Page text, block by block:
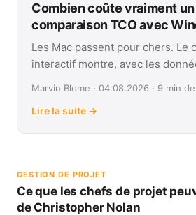
Combien coûte vraiment un
comparaison TCO avec
Les Mac passent pour chers. Le
interactif montre, avec les
Marvin Blome · 04.08.2026 · 9 min
Lire la suite →
GESTION DE PROJET
Ce que les chefs de projet
de Christopher Nolan